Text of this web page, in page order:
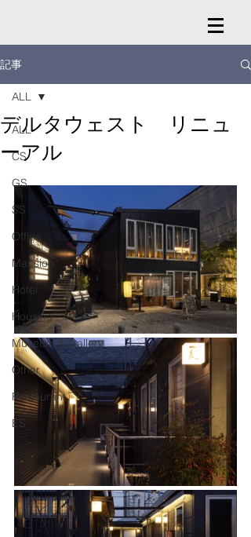
記事
ALL
CS
GS
SS
Office
Mansion
Hotel
Housing
Museum & Gallery
Other
Restaurant
ES
ALL
デルタウェスト リニュ
ーアル